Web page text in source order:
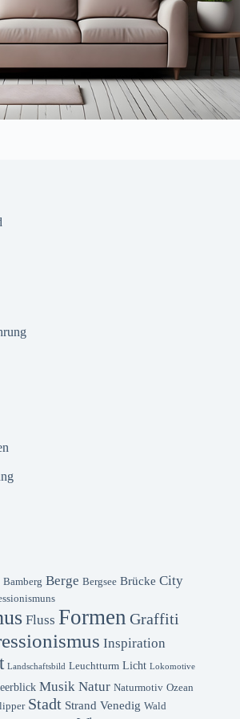
Bamberg Berge Bergsee Brücke City
Fluss Formen Graffiti
Inspiration
Landschaftsbild Leuchtturm Licht Lokomotive
Musik Natur Naturmotiv Ozean
Stadt Strand Venedig Wald